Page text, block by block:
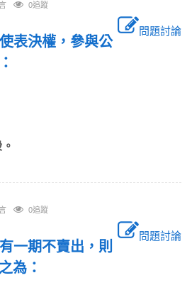
0追蹤
問題討論
表決權，參與公
：
0追蹤
問題討論
一期不賣出，則
為：